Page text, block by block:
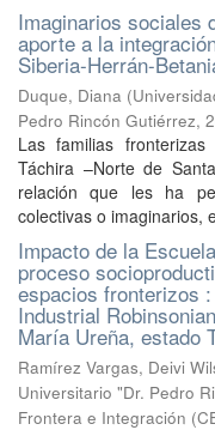
Imaginarios sociales
aporte a la
Siberia-Herrán-
Duque, Diana (
Pedro Rincón Gutiérrez,
Las familias
Táchira –Norte de
relación que les ha
colectivas o imaginarios,
Impacto de la
proceso
espacios fronterizos
Industrial
María Ureña, estado
Ramírez Vargas, Deivi
Universitario "Dr. Pedro
Frontera e Integración